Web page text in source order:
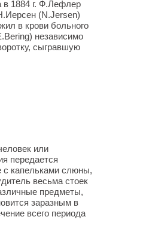
в 1884 г. Ф.Лефлер
(N.Jеrsen)
в крови больного
независимо
сыгравшую
или
передается
с капельками слюны,
весьма стоек
предметы,
заразным в
всего периода